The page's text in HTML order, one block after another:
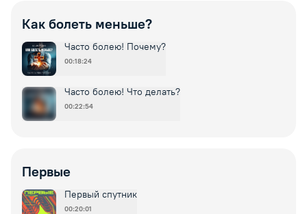
Как болеть меньше?
Часто болею! Почему?
00:18:24
Часто болею! Что делать?
00:22:54
Первые
Первый спутник
00:20:01